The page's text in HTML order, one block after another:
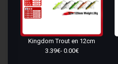
Kingdom Trout en 12cm
3.39€- 0.00€